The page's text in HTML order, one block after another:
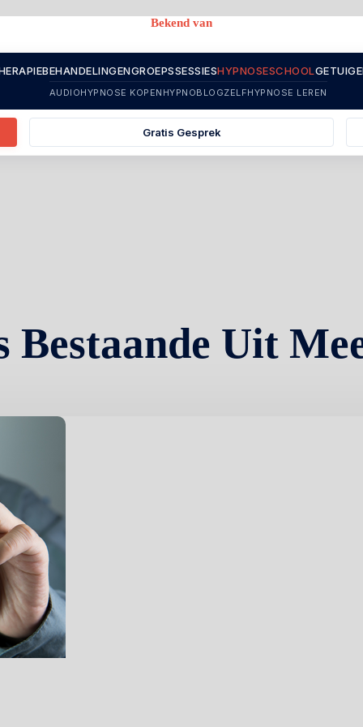
Bekend van
BEHANDELINGENGROEPSSESSIESHYPNOSESCHOOL
AUDIOHYPNOSE KOPEN HYPNOBLOGZELFHYPNOSE LEREN
Gratis Gesprek
Uit